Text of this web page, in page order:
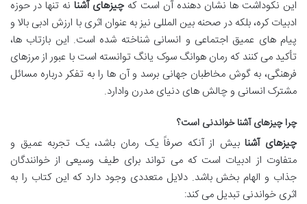
این نکوداشت ها نشان دهنده آن است کهچیزهای آشنانه تنها در حوزه
ادبیات کره، بلکه در صحنه بین المللی نیز به عنوان اثری با ارزش ادبی بالا و
پیام های عمیق اجتماعی و انسانی شناخته شده است. این بازتاب ها،
تأکید می کنند که رمان هوانگ سوک یانگ توانسته است با عبور از مرزهای
فرهنگی، به گوش مخاطبان جهانی برسد و آن ها را به تفکر درباره مسائل
مشترک انسانی و چالش های دنیای مدرن وادارد.
چرا چیزهای آشنا خواندنی است؟
چیزهای آشنابیش از آنکه صرفاً یک رمان باشد، یک تجربه عمیق و
متفاوت از ادبیات است که می تواند برای طیف وسیعی از خوانندگان
جذاب و الهام بخش باشد. دلایل متعددی وجود دارد که این کتاب را به
اثری خواندنی تبدیل می کند: